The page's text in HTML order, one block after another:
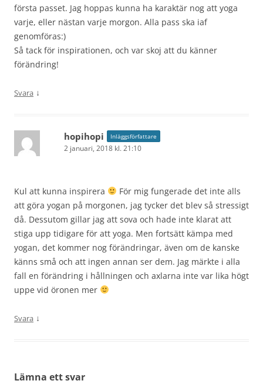
första passet. Jag hoppas kunna ha karaktär nog att yoga
varje, eller nästan varje morgon. Alla pass ska iaf
genomföras:)
Så tack för inspirationen, och var skoj att du känner
förändring!
Svara ↓
hopihopi Inläggsförfattare
2 januari, 2018 kl. 21:10
Kul att kunna inspirera
För mig fungerade det inte alls
att göra yogan på morgonen, jag tycker det blev så stressigt
då. Dessutom gillar jag att sova och hade inte klarat att
stiga upp tidigare för att yoga. Men fortsätt kämpa med
yogan, det kommer nog förändringar, även om de kanske
känns små och att ingen annan ser dem. Jag märkte i alla
fall en förändring i hållningen och axlarna inte var lika högt
uppe vid öronen mer
Svara ↓
Lämna ett svar